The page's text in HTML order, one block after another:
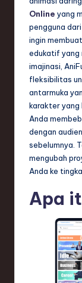
d
in
S
o
w
Online yang
pengguna
ingin
edukatif yang
imajinasi,
fleksibilitas
antarmuka
karakter yang
Anda
dengan
sebelumnya.
mengubah
Anda ke
Apa